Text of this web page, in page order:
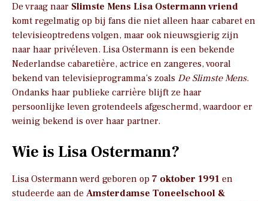
De vraag naar Slimste Mens Lisa Ostermann vriend
komt regelmatig op bij fans die niet alleen haar cabaret en
televisieoptredens volgen, maar ook nieuwsgierig zijn
naar haar privéleven. Lisa Ostermann is een bekende
Nederlandse cabaretière, actrice en zangeres, vooral
bekend van televisieprogramma’s zoals De Slimste Mens.
Ondanks haar publieke carrière blijft ze haar
persoonlijke leven grotendeels afgeschermd, waardoor er
weinig bekend is over haar partner.
Wie is Lisa Ostermann?
Lisa Ostermann werd geboren op 7 oktober 1991 en
studeerde aan de Amsterdamse Toneelschool &